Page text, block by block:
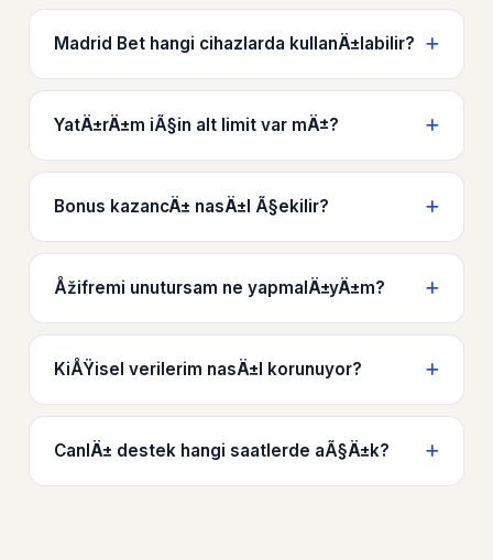
Madrid Bet hangi cihazlarda kullanÄ±labilir?
YatÄ±rÄ±m iÃ§in alt limit var mÄ±?
Bonus kazancÄ± nasÄ±l Ã§ekilir?
Åžifremi unutursam ne yapmalÄ±yÄ±m?
KiÅŸisel verilerim nasÄ±l korunuyor?
CanlÄ± destek hangi saatlerde aÃ§Ä±k?